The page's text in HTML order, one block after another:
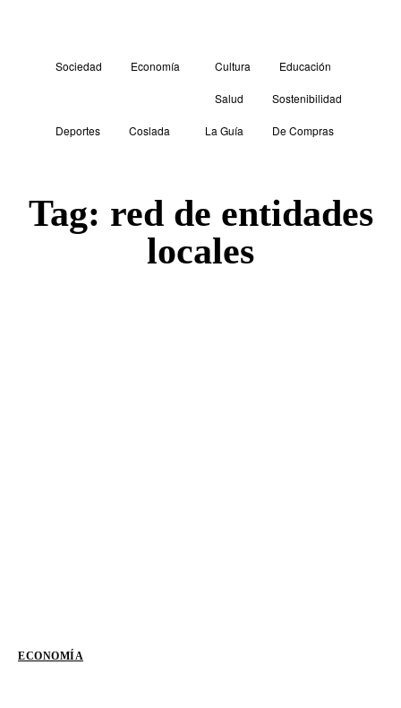
Sociedad Economía Cultura Educación
Salud Sostenibilidad
Deportes Coslada La Guía De Compras
Tag: red de entidades
locales
ECONOMÍA